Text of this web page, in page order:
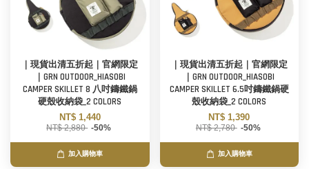
｜現貨出清五折起｜官網限定
｜GRN OUTDOOR_HIASOBI
CAMPER SKILLET 8 八吋鑄鐵鍋
硬殼收納袋_2 COLORS
NT$ 1,440
NT$ 2,880 -50%
加入購物車
｜現貨出清五折起｜官網限定
｜GRN OUTDOOR_HIASOBI
CAMPER SKILLET 6.5吋鑄鐵鍋硬
殼收納袋_2 COLORS
NT$ 1,390
NT$ 2,780 -50%
加入購物車